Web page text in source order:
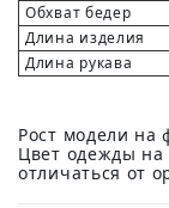
Обхват бедер
Длина изделия
Длина рукава
Рост модели на
Цвет одежды на
отличаться от